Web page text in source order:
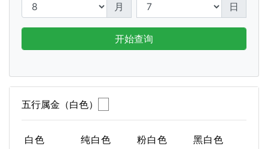
月 日
开始查询
五行属金（白色）
白色 纯白色 粉白色
黑白色